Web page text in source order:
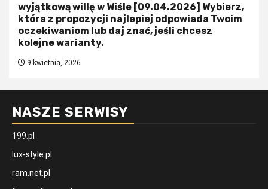
wyjątkową willę w Wiśle [09.04.2026] Wybierz,
która z propozycji najlepiej odpowiada Twoim
oczekiwaniom lub daj znać, jeśli chcesz
kolejne warianty.
9 kwietnia, 2026
NASZE SERWISY
199.pl
lux-style.pl
ram.net.pl